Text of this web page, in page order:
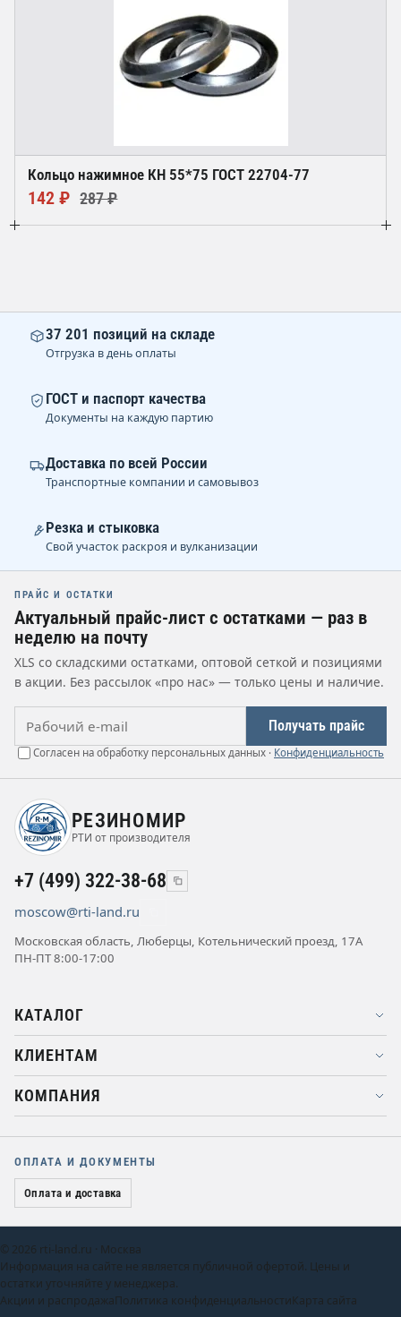
Кольцо нажимное КН 55*75 ГОСТ 22704-77
142 ₽ 287 ₽
37 201 позиций на складе
Отгрузка в день оплаты
ГОСТ и паспорт качества
Документы на каждую партию
Доставка по всей России
Транспортные компании и самовывоз
Резка и стыковка
Свой участок раскроя и вулканизации
ПРАЙС И ОСТАТКИ
Актуальный прайс-лист с остатками — раз в
неделю на почту
XLS со складскими остатками, оптовой сеткой и позициями
в акции. Без рассылок «про нас» — только цены и наличие.
Получать прайс
Согласен на обработку персональных данных · Конфиденциальность
РЕЗИНОМИР
РТИ от производителя
+7 (499) 322-38-68
moscow@rti-land.ru
Московская область, Люберцы, Котельнический проезд, 17А
ПН-ПТ 8:00-17:00
КАТАЛОГ
КЛИЕНТАМ
КОМПАНИЯ
ОПЛАТА И ДОКУМЕНТЫ
Оплата и доставка
© 2026 rti-land.ru · Москва
Информация на сайте не является публичной офертой. Цены и
остатки уточняйте у менеджера.
Акции и распродажаПолитика конфиденциальностиКарта сайта